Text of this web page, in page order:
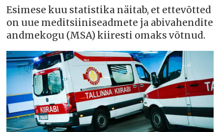
Esimese kuu statistika näitab, et ettevõtted
on uue meditsiiniseadmete ja abivahendite
andmekogu (MSA) kiiresti omaks võtnud.